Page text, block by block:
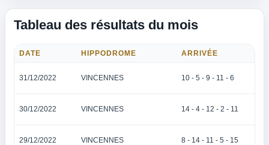
Tableau des résultats du mois
DATE HIPPODROME ARRIVÉE
31/12/2022 VINCENNES 10 - 5 - 9 - 11 - 6
30/12/2022 VINCENNES 14 - 4 - 12 - 2 - 11
29/12/2022 VINCENNES 8 - 14 - 11 - 5 - 15